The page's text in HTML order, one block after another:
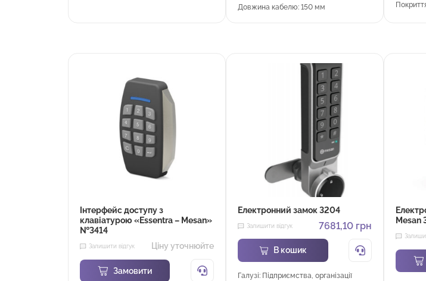
Довжина кабелю: 150 мм
Інтерфейс доступу з
клавіатурою «Essentra – Mesan»
№3414
Залишити відгук Ціну уточнюйте
Замовити
Електронний замок 3204
Залишити відгук 7681,10 грн
В кошик
Галузі: Підприємства, організації
Mesan